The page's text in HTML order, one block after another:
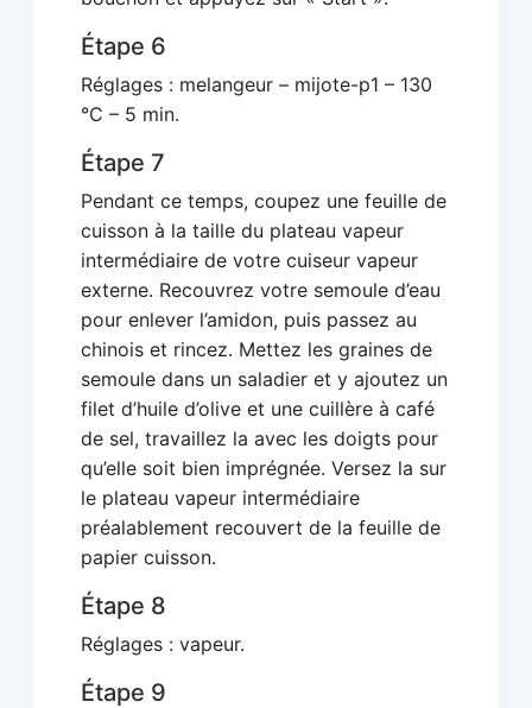
Étape 6
Réglages : melangeur – mijote-p1 – 130
°C – 5 min.
Étape 7
Pendant ce temps, coupez une feuille de
cuisson à la taille du plateau vapeur
intermédiaire de votre cuiseur vapeur
externe. Recouvrez votre semoule d’eau
pour enlever l’amidon, puis passez au
chinois et rincez. Mettez les graines de
semoule dans un saladier et y ajoutez un
filet d’huile d’olive et une cuillère à café
de sel, travaillez la avec les doigts pour
qu’elle soit bien imprégnée. Versez la sur
le plateau vapeur intermédiaire
préalablement recouvert de la feuille de
papier cuisson.
Étape 8
Réglages : vapeur.
Étape 9